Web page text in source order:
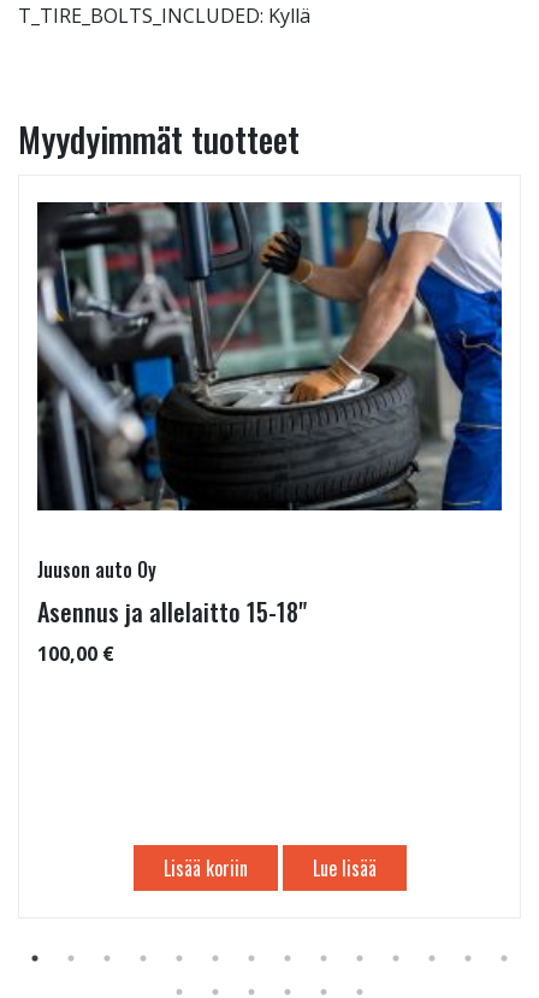
T_TIRE_BOLTS_INCLUDED: Kyllä
Myydyimmät tuotteet
Juuson auto Oy
Asennus ja allelaitto 15-18"
100,00 €
Lisää koriin Lue lisää